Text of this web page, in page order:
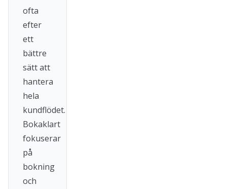
ofta
efter
ett
bättre
sätt att
hantera
hela
kundflödet.
Bokaklart
fokuserar
på
bokning
och